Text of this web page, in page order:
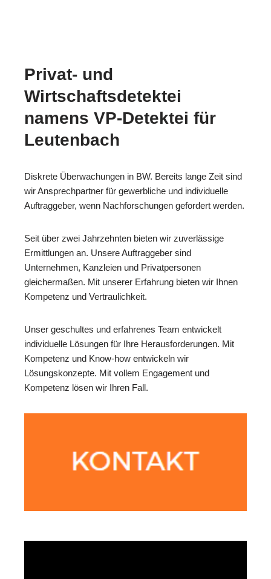
Privat- und
Wirtschaftsdetektei
namens VP-Detektei für
Leutenbach
Diskrete Überwachungen in BW. Bereits lange Zeit sind
wir Ansprechpartner für gewerbliche und individuelle
Auftraggeber, wenn Nachforschungen gefordert werden.
Seit über zwei Jahrzehnten bieten wir zuverlässige
Ermittlungen an. Unsere Auftraggeber sind
Unternehmen, Kanzleien und Privatpersonen
gleichermaßen. Mit unserer Erfahrung bieten wir Ihnen
Kompetenz und Vertraulichkeit.
Unser geschultes und erfahrenes Team entwickelt
individuelle Lösungen für Ihre Herausforderungen. Mit
Kompetenz und Know-how entwickeln wir
Lösungskonzepte. Mit vollem Engagement und
Kompetenz lösen wir Ihren Fall.